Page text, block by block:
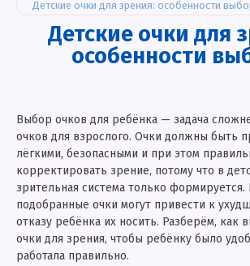
Детские очки для зрения: особенности
Детские очки для
особенности
Выбор очков для ребёнка — задача
очков для взрослого. Очки должны быть
лёгкими, безопасными и при этом
корректировать зрение, потому что в
зрительная система только
подобранные очки могут привести к
отказу ребёнка их носить. Разберём, как
очки для зрения, чтобы ребёнку было
работала правильно.